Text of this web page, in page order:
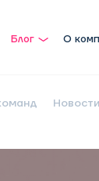
Блог О
Новости